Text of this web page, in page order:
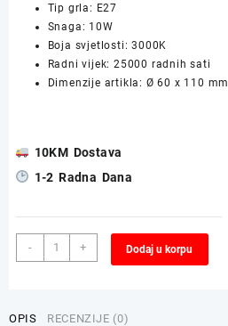
Tip grla: E27
Snaga: 10W
Boja svjetlosti: 3000K
Radni vijek: 25000 radnih sati
Dimenzije artikla: Ø 60 x 110 mm
10KM Dostava
1-2 Radna Dana
-
LED
Žarulja
GREEN
+ Dodaj u korpu
OPIS RECENZIJE (0)